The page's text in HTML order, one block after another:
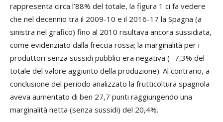
rappresenta circa l’88% del totale, la figura 1 ci fa vedere
che nel decennio tra il 2009-10 e il 2016-17 la Spagna (a
sinistra nel grafico) fino al 2010 risultava ancora sussidiata,
come evidenziato dalla freccia rossa; la marginalità per i
produttori senza sussidi pubblici era negativa (- 7,3% del
totale del valore aggiunto della produzione). Al contrario, a
conclusione del periodo analizzato la frutticoltura spagnola
aveva aumentato di ben 27,7 punti raggiungendo una
marginalità netta (senza sussidi) del 20,4%.